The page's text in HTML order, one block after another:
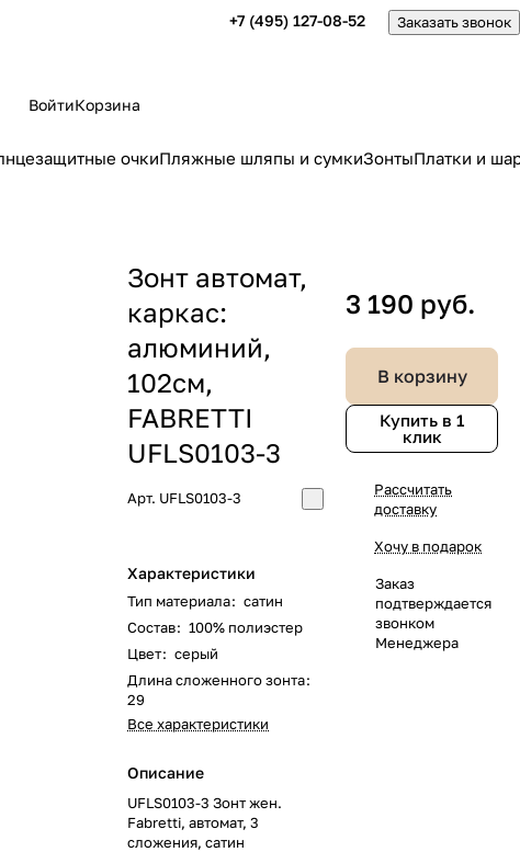
+7 (495) 127-08-52 Заказать звонок
ВойтиКорзина
очкиПляжные шляпы и сумкиЗонтыПлатки и
Зонт автомат,
каркас:
алюминий,
102см,
FABRETTI
UFLS0103-3
Арт. UFLS0103-3
Характеристики
Тип материала: сатин
Состав: 100% полиэстер
Цвет: серый
Длина сложенного зонта:
29
Все характеристики
Описание
UFLS0103-3 Зонт жен.
Fabretti, автомат, 3
сложения, сатин
3 190 руб.
В корзину
Купить в 1
клик
Рассчитать
доставку
Хочу в подарок
Заказ
подтверждается
звонком
Менеджера